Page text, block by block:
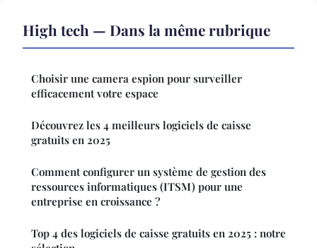
High tech — Dans la même rubrique
Choisir une camera espion pour surveiller
efficacement votre espace
Découvrez les 4 meilleurs logiciels de caisse
gratuits en 2025
Comment configurer un système de gestion des
ressources informatiques (ITSM) pour une
entreprise en croissance ?
Top 4 des logiciels de caisse gratuits en 2025 : notre